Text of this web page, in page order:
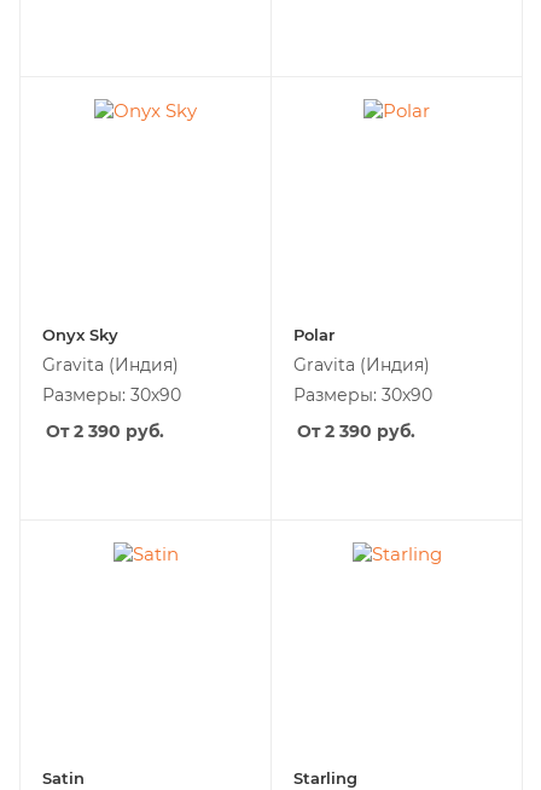
Onyx Sky
Gravita (Индия)
Размеры: 30х90
От 2 390 руб.
Polar
Gravita (Индия)
Размеры: 30х90
От 2 390 руб.
Satin Starling